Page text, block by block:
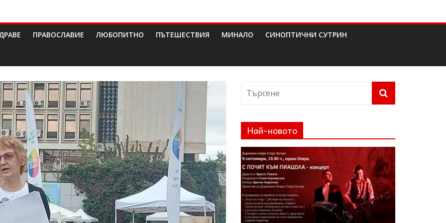
ПРАВОСЛАВИЕ ЛЮБОПИТНО ПЪТЕШЕСТВИЯ МИНАЛО СИНОПТИЧНИ СУТРИН
Най-новото